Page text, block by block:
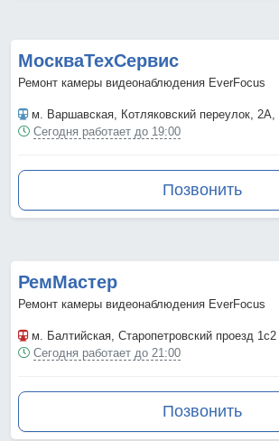
МоскваТехСервис
Ремонт камеры видеонаблюдения EverFocus
м. Варшавская, Котляковский переулок,
Сегодня работает до 19:00
Позвонить
РемМастер
Ремонт камеры видеонаблюдения EverFocus
м. Балтийская, Старопетровский проезд 1с2
Сегодня работает до 21:00
Позвонить